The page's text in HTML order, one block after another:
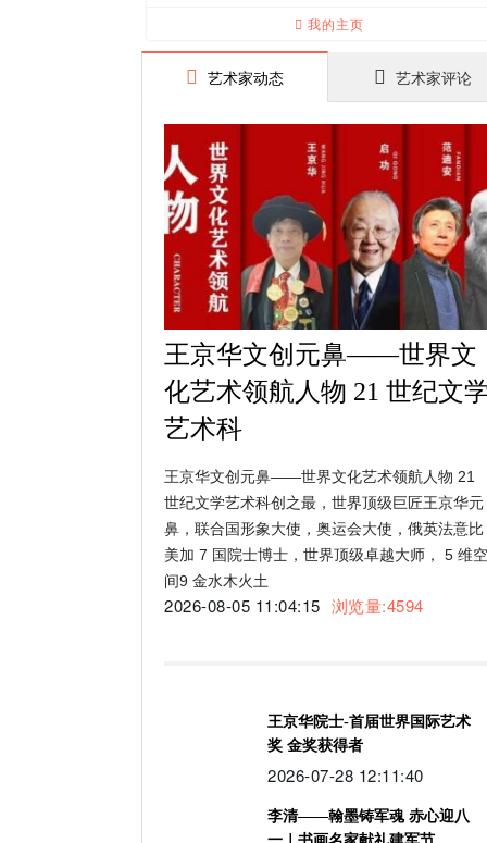
我的主页
艺术家动态 艺术家评论
王京华文创元鼻——世界文
化艺术领航人物 21 世纪文
艺术科
王京华文创元鼻——世界文化艺术领航人物 21
世纪文学艺术科创之最，世界顶级巨匠王京华元
鼻，联合国形象大使，奥运会大使，俄英法意比
美加 7 国院士博士，世界顶级卓越大师， 5 维空
间9 金水木火土
2026-08-05 11:04:15 浏览量:4594
王京华院士-首届世界国际艺术
奖 金奖获得者
2026-07-28 12:11:40
李清——翰墨铸军魂 赤心迎八